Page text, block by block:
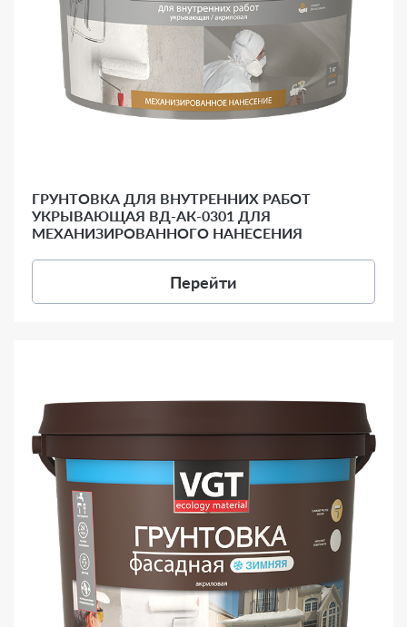
ГРУНТОВКА ДЛЯ ВНУТРЕННИХ РАБОТ
УКРЫВАЮЩАЯ ВД-АК-0301 ДЛЯ
МЕХАНИЗИРОВАННОГО НАНЕСЕНИЯ
Перейти